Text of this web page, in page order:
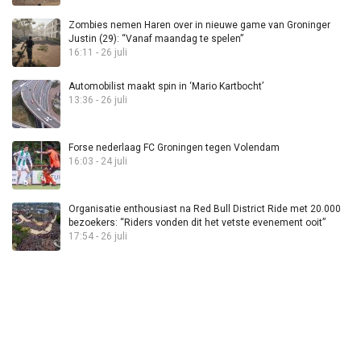
Zombies nemen Haren over in nieuwe game van Groninger
Justin (29): “Vanaf maandag te spelen”
16:11 - 26 juli
Automobilist maakt spin in ‘Mario Kartbocht’
13:36 - 26 juli
Forse nederlaag FC Groningen tegen Volendam
16:03 - 24 juli
Organisatie enthousiast na Red Bull District Ride met 20.000
bezoekers: “Riders vonden dit het vetste evenement ooit”
17:54 - 26 juli